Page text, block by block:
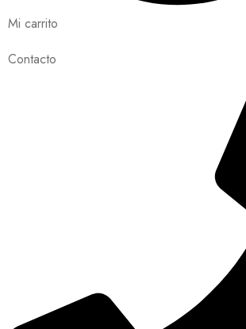
Mi carrito
Contacto